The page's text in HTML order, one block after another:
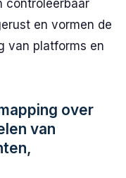
controleerbaar
en vormen de
van platforms en
over
van